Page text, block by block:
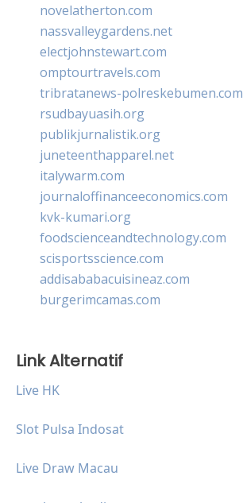
novelatherton.com
nassvalleygardens.net
electjohnstewart.com
omptourtravels.com
tribratanews-polreskebumen.com
rsudbayuasih.org
publikjurnalistik.org
juneteenthapparel.net
italywarm.com
journaloffinanceeconomics.com
kvk-kumari.org
foodscienceandtechnology.com
scisportsscience.com
addisababacuisineaz.com
burgerimcamas.com
Link Alternatif
Live HK
Slot Pulsa Indosat
Live Draw Macau